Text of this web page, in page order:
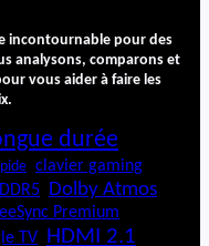
incontournable pour des
analysons, comparons et
vous aider à faire les
durée
clavier gaming
DDR5 Dolby Atmos
Premium
TV HDMI 2.1